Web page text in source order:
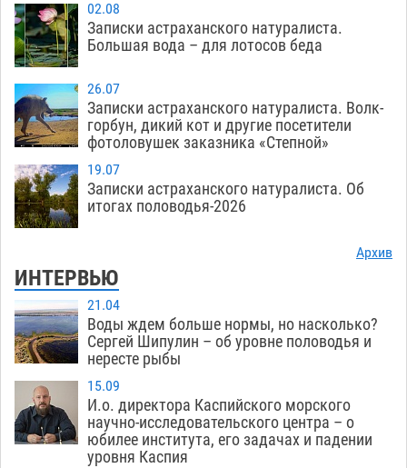
02.08
Записки астраханского натуралиста.
Большая вода – для лотосов беда
26.07
Записки астраханского натуралиста. Волк-
горбун, дикий кот и другие посетители
фотоловушек заказника «Степной»
19.07
Записки астраханского натуралиста. Об
итогах половодья-2026
Архив
ИНТЕРВЬЮ
21.04
Воды ждем больше нормы, но насколько?
Сергей Шипулин – об уровне половодья и
нересте рыбы
15.09
И.о. директора Каспийского морского
научно-исследовательского центра – о
юбилее института, его задачах и падении
уровня Каспия